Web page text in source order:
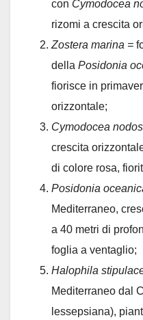
con Cymodocea
rizomi a crescita
Zostera marina =
della Posidonia
fiorisce in
orizzontale;
Cymodocea
crescita
di colore rosa,
Posidonia
Mediterraneo,
a 40 metri di
foglia a ventaglio;
Halophila
Mediterraneo dal
lessepsiana),